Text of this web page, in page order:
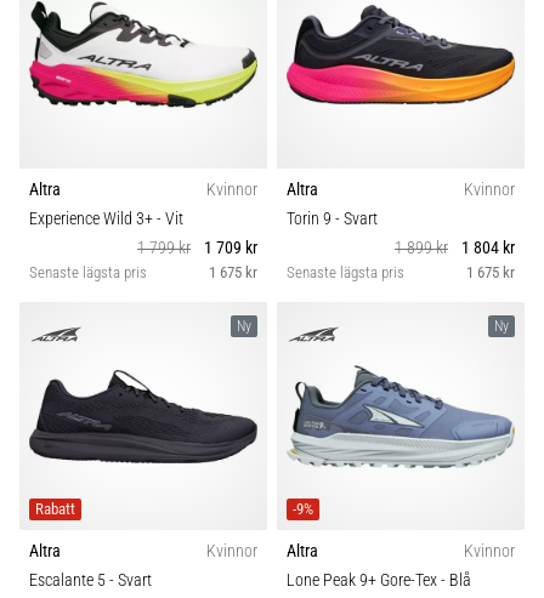
Altra
Kvinnor
Experience Wild 3+- Vit
1 799 kr
1 709 kr
Senaste lägsta pris 1 675 kr
Altra
Kvinnor
Torin 9 - Svart
1 899 kr
1 804 kr
Senaste lägsta pris 1 675 kr
Ny
Rabatt
Altra
Kvinnor
Escalante 5- Svart
Ny
-9%
Altra
Kvinnor
Lone Peak 9+ Gore-Tex- Blå